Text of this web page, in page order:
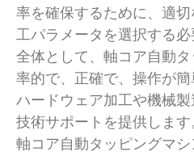
率を確保するために、適
工パラメータを選択する必
全体として、軸コア自動
率的で、正確で、操作が簡
ハードウェア加工や機械
技術サポートを提供します
軸コア自動タッピングマ